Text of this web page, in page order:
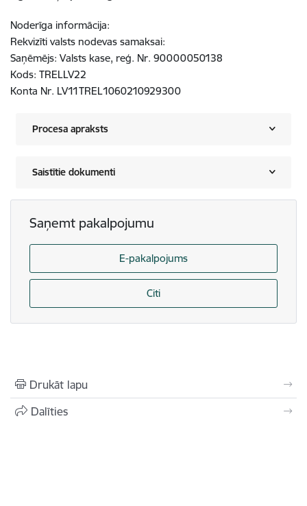
Noderīga informācija:
Rekvizīti valsts nodevas samaksai:
Saņēmējs: Valsts kase, reģ. Nr. 90000050138
Kods: TRELLV22
Konta Nr. LV11TREL1060210929300
Procesa apraksts
Saistītie dokumenti
Saņemt pakalpojumu
E-pakalpojums
Citi
Drukāt lapu
Dalīties